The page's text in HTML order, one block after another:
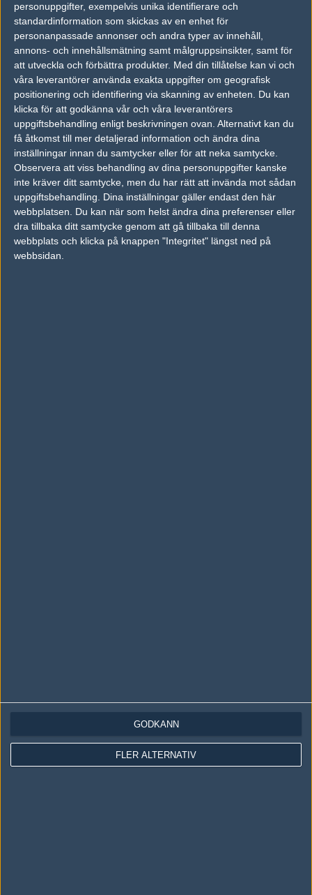
personuppgifter, exempelvis unika identifierare och
standardinformation som skickas av en enhet för
personanpassade annonser och andra typer av innehåll,
annons- och innehållsmätning samt målgruppsinsikter, samt för
att utveckla och förbättra produkter. Med din tillåtelse kan vi och
våra leverantörer använda exakta uppgifter om geografisk
positionering och identifiering via skanning av enheten. Du kan
klicka för att godkänna vår och våra leverantörers
uppgiftsbehandling enligt beskrivningen ovan. Alternativt kan du
få åtkomst till mer detaljerad information och ändra dina
inställningar innan du samtycker eller för att neka samtycke.
Observera att viss behandling av dina personuppgifter kanske
inte kräver ditt samtycke, men du har rätt att invända mot sådan
uppgiftsbehandling. Dina inställningar gäller endast den här
webbplatsen. Du kan när som helst ändra dina preferenser eller
dra tillbaka ditt samtycke genom att gå tillbaka till denna
webbplats och klicka på knappen "Integritet" längst ned på
webbsidan.
FLER ALTERNATIV
GODKÄNN
Artikelbild: Passion UA/X
Videokälla: Neymar
Ludvig "quacke" Nilsson
Skribent, Karlskrona
Zinchenkos CS-lag förlänger med coachen
20 Januari 2026
CS-proffset anklagar fotbollsstjärnans lag för
kontraktsbrott och utebliven lön
19 Januari 2026
Följ oss på Instagram